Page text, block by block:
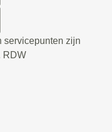
servicepunten zijn
RDW